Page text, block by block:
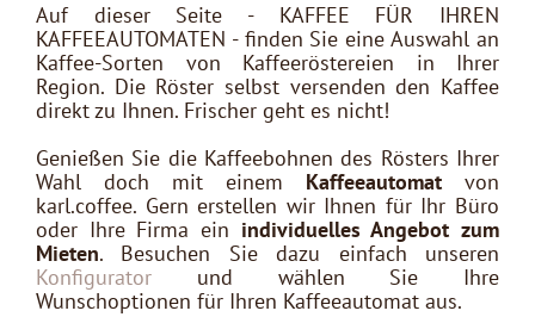
Auf dieser Seite - KAFFEE FÜR IHREN
KAFFEEAUTOMATEN - finden Sie eine Auswahl an
Kaffee-Sorten von Kaffeeröstereien in Ihrer
Region. Die Röster selbst versenden den Kaffee
direkt zu Ihnen. Frischer geht es nicht!
Genießen Sie die Kaffeebohnen des Rösters Ihrer
Wahl doch mit einem Kaffeeautomat von
karl.coffee. Gern erstellen wir Ihnen für Ihr Büro
oder Ihre Firma ein individuelles Angebot zum
Mieten. Besuchen Sie dazu einfach unseren
Konfigurator und wählen Sie Ihre
Wunschoptionen für Ihren Kaffeeautomat aus.